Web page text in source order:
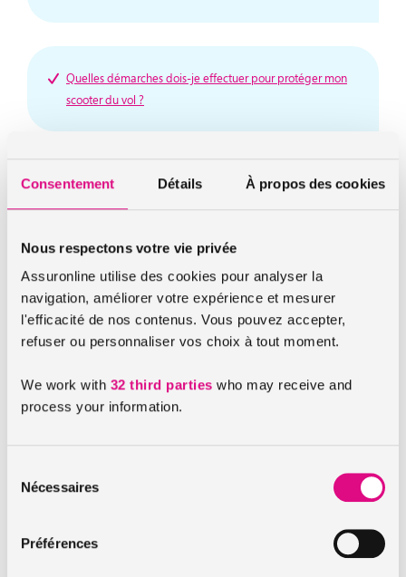
Consentement Détails À propos des cookies
Nous respectons votre vie privée
Assuronline utilise des cookies pour analyser la
navigation, améliorer votre expérience et mesurer
l'efficacité de nos contenus. Vous pouvez accepter,
refuser ou personnaliser vos choix à tout moment.
We work with 32 third parties who may receive and
process your information.
Nécessaires
Préférences
Quelles démarches dois-je effectuer pour protéger mon
scooter du vol ?
Tarif d’assurance scooter : mon bonus auto est-il pris en
compte ?
Le passager du scooter est-il couvert en cas de sinistre ?
Je n’utilise pas mon scooter, puis-je stopper mon
assurance ?
Jeune conducteur d’un scooter (-18 ans). Quelle assurance